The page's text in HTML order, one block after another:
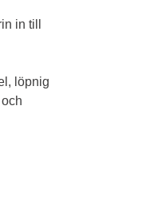
in till
löpnig